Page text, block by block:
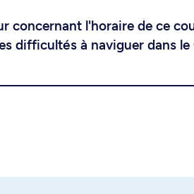
concernant l'horaire de ce
difficultés à naviguer dans